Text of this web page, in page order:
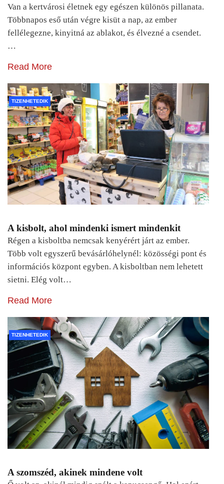
Van a kertvárosi életnek egy egészen különös pillanata.
Többnapos eső után végre kisüt a nap, az ember
fellélegezne, kinyitná az ablakot, és élvezné a csendet.
…
Read More
TIZENHETEDIK
A kisbolt, ahol mindenki ismert mindenkit
Régen a kisboltba nemcsak kenyérért járt az ember.
Több volt egyszerű bevásárlóhelynél: közösségi pont és
információs központ egyben. A kisboltban nem lehetett
sietni. Elég volt…
Read More
TIZENHETEDIK
A szomszéd, akinek mindene volt